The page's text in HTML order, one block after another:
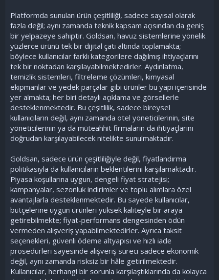
Platformda sunulan ürün çeşitliliği, sadece sayısal olarak
fazla değil; aynı zamanda teknik kapsam açısından da geniş
bir yelpazeye sahiptir. Goldsan, havuz sistemlerine yönelik
yüzlerce ürünü tek bir dijital çatı altında toplamakta;
böylece kullanıcılar farklı kategorilere dağılmış ihtiyaçlarını
tek bir noktadan karşılayabilmektedirler. Aydınlatma,
temizlik sistemleri, filtreleme çözümleri, kimyasal
ekipmanlar ve yedek parçalar gibi ürünler bu yapı içerisinde
yer almakta; her biri detaylı açıklama ve görsellerle
desteklenmektedir. Bu çeşitlilik, sadece bireysel
kullanıcıların değil, aynı zamanda otel yöneticilerinin, site
yöneticilerinin ya da müteahhit firmaların da ihtiyaçlarını
doğrudan karşılayabilecek nitelikte sunulmaktadır.
Goldsan, sadece ürün çeşitliliğiyle değil, fiyatlandırma
politikasıyla da kullanıcıların beklentilerini karşılamaktadır.
Piyasa koşullarına uygun, dengeli fiyat stratejisi;
kampanyalar, sezonluk indirimler ve toplu alımlara özel
avantajlarla desteklenmektedir. Bu sayede kullanıcılar,
bütçelerine uygun ürünleri yüksek kaliteyle bir araya
getirebilmekte; fiyat-performans dengesinden ödün
vermeden alışveriş yapabilmektedirler. Ayrıca taksit
seçenekleri, güvenli ödeme altyapısı ve hızlı iade
prosedürleri sayesinde alışveriş süreci sadece ekonomik
değil, aynı zamanda risksiz bir hâle getirilmektedir.
Kullanıcılar, herhangi bir sorunla karşılaştıklarında da kolayca